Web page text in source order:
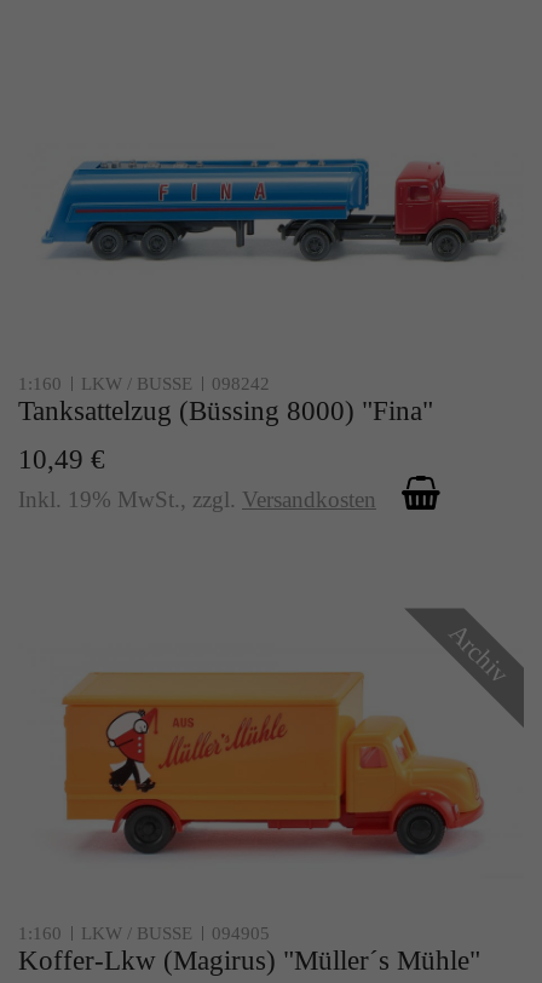
1:160 LKW / BUSSE 098242
Tanksattelzug (Büssing 8000) "Fina"
10,49 €
Inkl. 19% MwSt., zzgl. Versandkosten
Archiv
1:160 LKW / BUSSE 094905
Koffer-Lkw (Magirus) "Müller´s Mühle"